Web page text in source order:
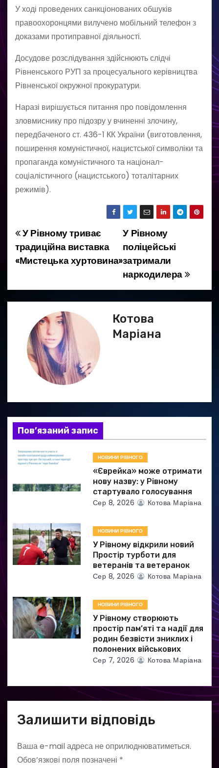
У ході проведених санкціонованих обшуків
правоохоронцями вилучено мобільний телефон з
доказами протиправної діяльності.
Досудове розслідування здійснюють слідчі
Рівненського РУП за процесуального керівництва
Рівненської окружної прокуратури.
Наразі вирішується питання про повідомлення
зловмиснику про підозру у вчиненні злочину,
передбаченого ст. 436-1 КК України (виготовлення,
поширення комуністичної, нацистської символіки та
пропаганда комуністичного та націонал-
соціалістичного (нацистського) тоталітарних
режимів).
Н
а
і
я
з
а
п
и
і
в
У Рівному
поліцейські
затримали
наркодилера
️У Рівному триває
традиційна виставка
«Мистецька хуртовина»
Котова
Маріана
Пов’язаний запис
НОВИНИ РІВНОГО
«Єврейка» може отримати
нову назву: у Рівному
стартувало голосування
Сер 8, 2026 Котова Маріана
НОВИНИ РІВНОГО
У Рівному відкрили новий
Простір турботи для
ветеранів та ветеранок
Сер 8, 2026 Котова Маріана
НОВИНИ РІВНОГО
У Рівному створюють
простір пам’яті та надії для
родин безвісти зниклих і
полонених військових
Сер 7, 2026 Котова Маріана
Залишити відповідь
Ваша e-mail адреса не оприлюднюватиметься.
Обов’язкові поля позначені *